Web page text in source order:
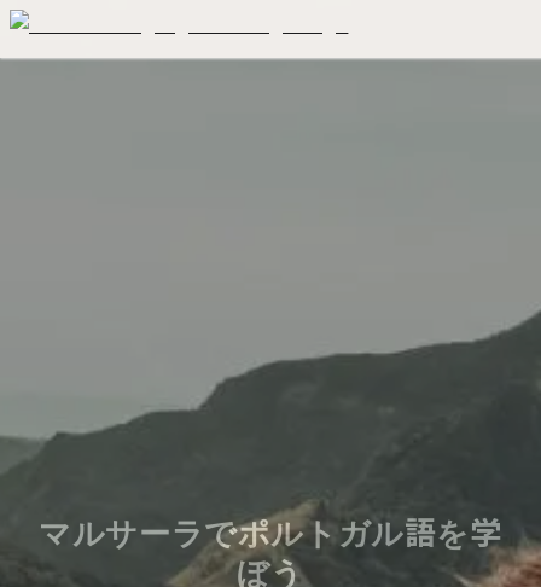
マルサーラでポルトガル語を学
ぼう